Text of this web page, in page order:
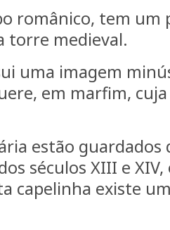
românico, tem um
torre medieval.
uma imagem
em marfim,
estão
séculos XIII e
capelinha existe